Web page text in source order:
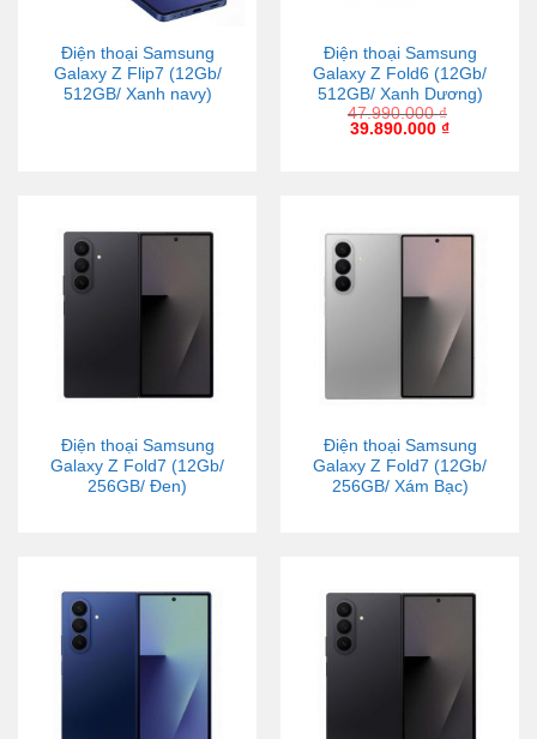
Điện thoại Samsung
Galaxy Z Flip7 (12Gb/
512GB/ Xanh navy)
Điện thoại Samsung
Galaxy Z Fold6 (12Gb/
512GB/ Xanh Dương)
47.990.000₫
39.890.000 ₫
Điện thoại Samsung
Galaxy Z Fold7 (12Gb/
256GB/ Đen)
Điện thoại Samsung
Galaxy Z Fold7 (12Gb/
256GB/ Xám Bạc)